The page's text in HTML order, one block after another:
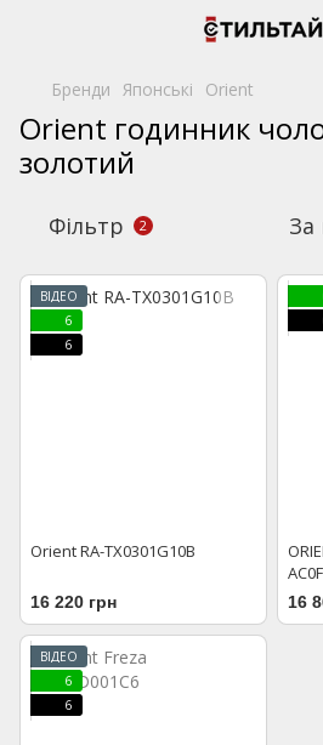
Бренди Японські Orient
Orient годинник
золотий
Фільтр 2 За
ВІДЕО
6
6
Orient RA-TX0301G10B
16 220 грн 16
ВІДЕО
6
6